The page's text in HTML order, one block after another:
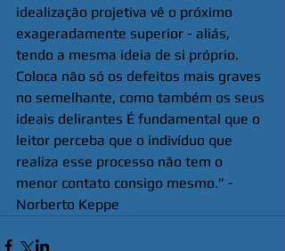
idealização projetiva vê o próximo
exageradamente superior - aliás,
tendo a mesma ideia de si próprio.
Coloca não só os defeitos mais graves
no semelhante, como também os seus
ideais delirantes É fundamental que o
leitor perceba que o indivíduo que
realiza esse processo não tem o
menor contato consigo mesmo.” -
Norberto Keppe